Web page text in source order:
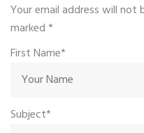
Your email address will not
marked*
First Name*
Subject*